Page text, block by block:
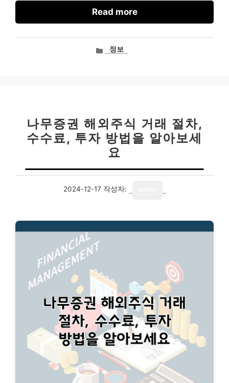
Read more
카정보
나무증권 해외주식 거래 절차,
수수료, 투자 방법을 알아보세
요
2024-12-17 작성자: